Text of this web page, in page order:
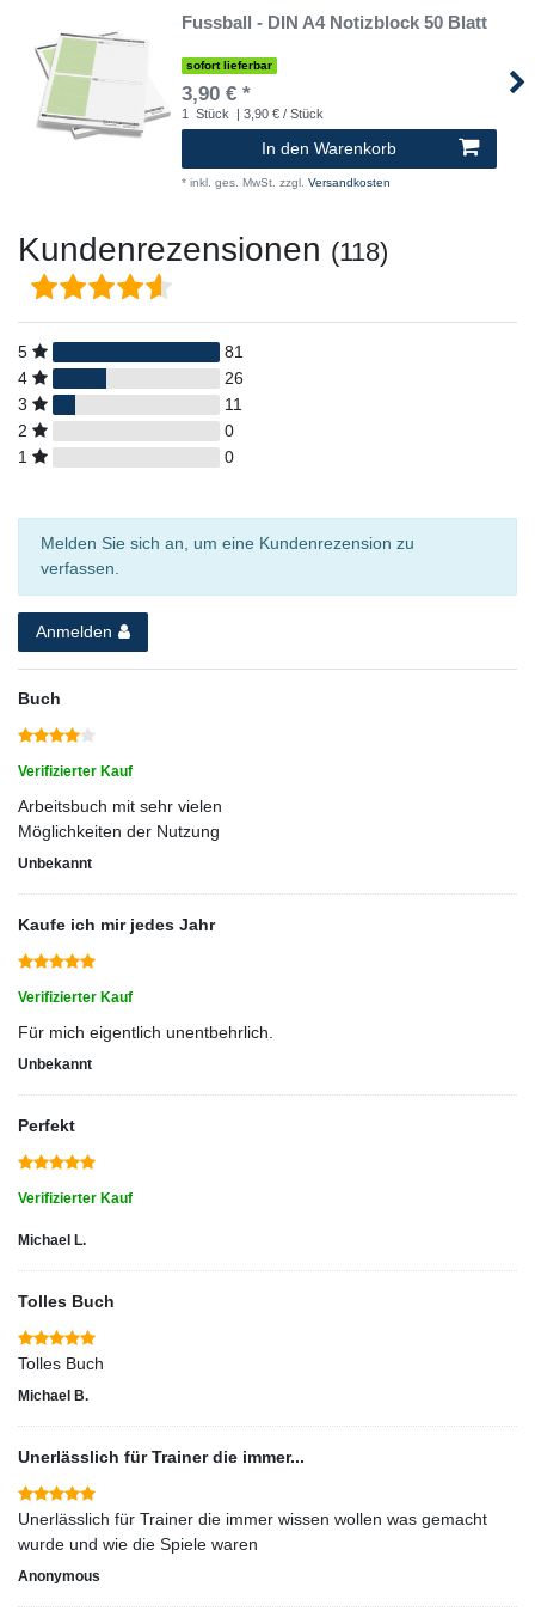
Fussball - DIN A4 Notizblock 50 Blatt
sofort lieferbar
3,90 € *
1 Stück | 3,90 € / Stück
In den Warenkorb
* inkl. ges. MwSt. zzgl. Versandkosten
Kundenrezensionen (118)
5
81
4
26
3
11
2
0
1
0
Melden Sie sich an, um eine Kundenrezension zu
verfassen.
Anmelden
Buch
Verifizierter Kauf
Arbeitsbuch mit sehr vielen
Möglichkeiten der Nutzung
Unbekannt
Kaufe ich mir jedes Jahr
Verifizierter Kauf
Für mich eigentlich unentbehrlich.
Unbekannt
Perfekt
Verifizierter Kauf
Michael L.
Tolles Buch
Tolles Buch
Michael B.
Unerlässlich für Trainer die immer...
Unerlässlich für Trainer die immer wissen wollen was gemacht
wurde und wie die Spiele waren
Anonymous